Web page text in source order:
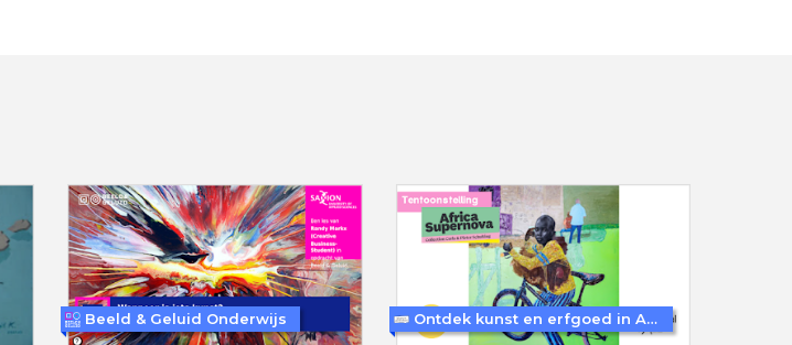
Beeld & Geluid Onderwijs Ontdek kunst en erfgoed in Amersfoort